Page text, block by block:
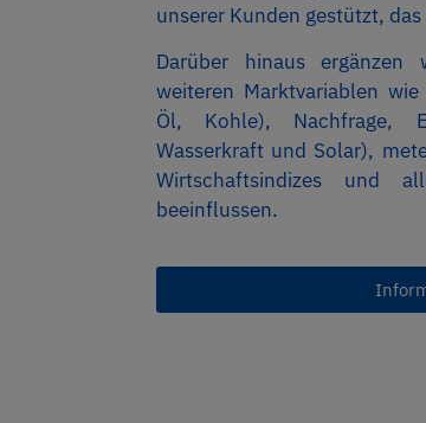
unserer Kunden gestützt,
Darüber hinaus ergänzen
weiteren Marktvariablen
Öl, Kohle), Nachfrage,
Wasserkraft und Solar),
Wirtschaftsindizes und
beeinflussen.